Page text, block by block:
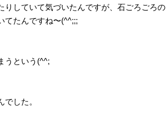
していて気づいたんですが、石ごろごろの
てたんですね〜(^^;;;
うという(^^;
した。